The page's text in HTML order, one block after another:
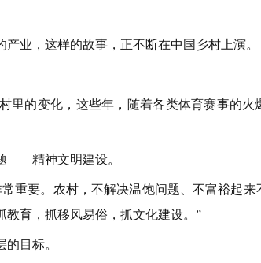
，这样的故事，正不断在中国乡村上演。
的变化，这些年，随着各类体育赛事的火
——精神文明建设。
要。农村，不解决温饱问题、不富裕起来
育，抓移风易俗，抓文化建设。”
目标。